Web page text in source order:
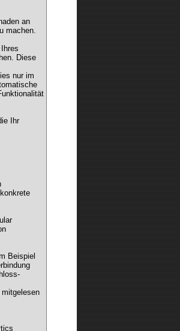
an
machen.
Diese
nur im
Ihr
Beispiel